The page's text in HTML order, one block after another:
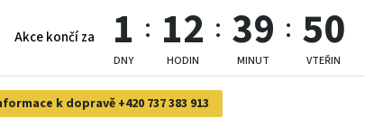
Akce končí za 1
DNY
12
HODIN
39
MINUT
48
VTEŘIN
k dopravě +420 737 383 913